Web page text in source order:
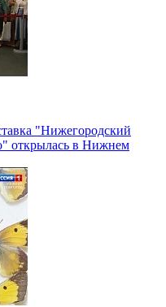
"Нижегородский
открылась в Нижнем